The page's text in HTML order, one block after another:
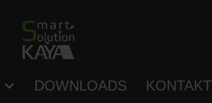
DOWNLOADS KONTAKT